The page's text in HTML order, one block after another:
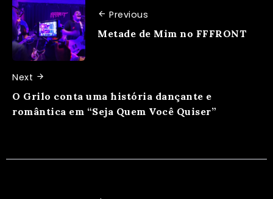
Previous
Metade de Mim no FFFRONT
Next
O Grilo conta uma história dançante e
romântica em “Seja Quem Você Quiser”